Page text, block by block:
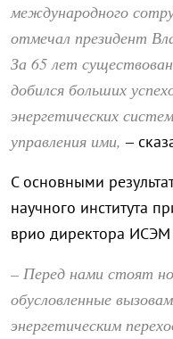
международного
отмечал президент
За 65 лет
добился больших
энергетических
управления ими, –
С основными
научного института
врио директора
– Перед нами стоят
обусловленные
энергетическим